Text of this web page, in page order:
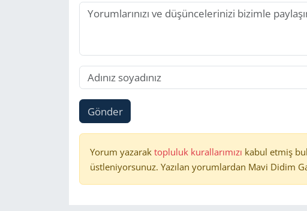
Gönder
Yorum yazarak topluluk kurallarımızı kabul etmiş
üstleniyorsunuz. Yazılan yorumlardan Mavi Didim